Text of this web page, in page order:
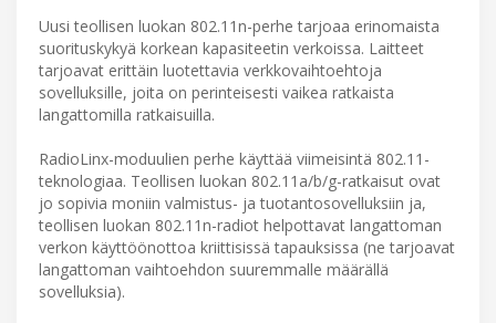
Uusi teollisen luokan 802.11n-perhe tarjoaa erinomaista
suorituskykyä korkean kapasiteetin verkoissa. Laitteet
tarjoavat erittäin luotettavia verkkovaihtoehtoja
sovelluksille, joita on perinteisesti vaikea ratkaista
langattomilla ratkaisuilla.
RadioLinx-moduulien perhe käyttää viimeisintä 802.11-
teknologiaa. Teollisen luokan 802.11a/b/g-ratkaisut ovat
jo sopivia moniin valmistus- ja tuotantosovelluksiin ja,
teollisen luokan 802.11n-radiot helpottavat langattoman
verkon käyttöönottoa kriittisissä tapauksissa (ne tarjoavat
langattoman vaihtoehdon suuremmalle määrällä
sovelluksia).